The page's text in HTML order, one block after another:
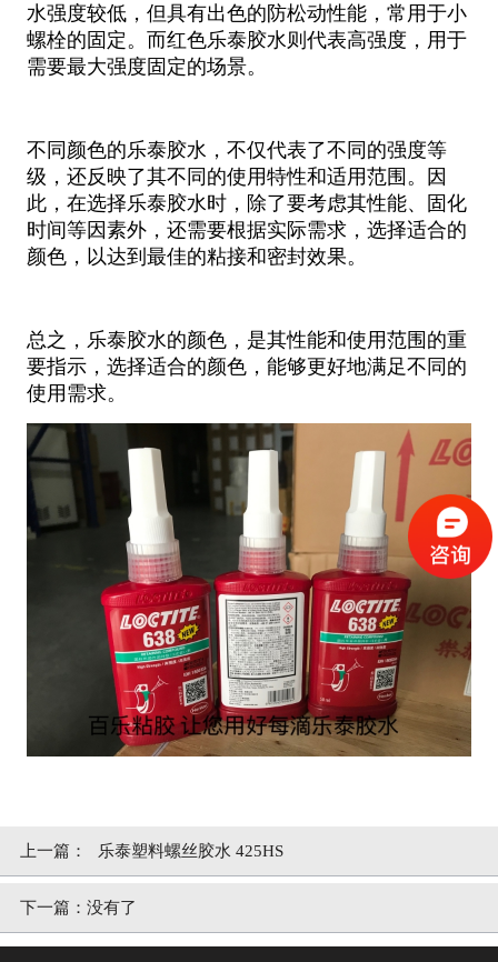
水强度较低，但具有出色的防松动性能，常用于小
螺栓的固定。而红色乐泰胶水则代表高强度，用于
需要最大强度固定的场景。
不同颜色的乐泰胶水，不仅代表了不同的强度等
级，还反映了其不同的使用特性和适用范围。因
此，在选择乐泰胶水时，除了要考虑其性能、固化
时间等因素外，还需要根据实际需求，选择适合的
颜色，以达到最佳的粘接和密封效果。
总之，乐泰胶水的颜色，是其性能和使用范围的重
要指示，选择适合的颜色，能够更好地满足不同的
使用需求。
上一篇： 乐泰塑料螺丝胶水 425HS
下一篇： 没有了